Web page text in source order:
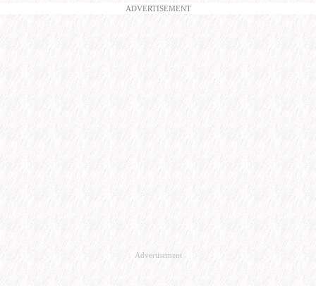
ADVERTISEMENT
Advertisement